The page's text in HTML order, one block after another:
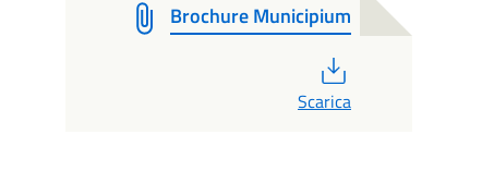
Brochure Municipium
Scarica